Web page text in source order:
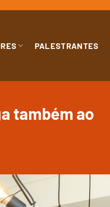
PALESTRANTES
também ao